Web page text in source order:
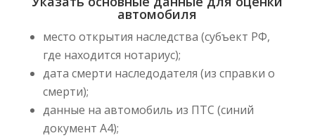
автомобиля
место открытия наследства (субъект РФ,
где находится нотариус);
дата смерти наследодателя (из справки о
смерти);
данные на автомобиль из ПТС (синий
документ А4);